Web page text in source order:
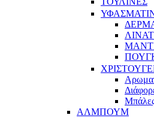
ΑΛΜΠΟΥΜ